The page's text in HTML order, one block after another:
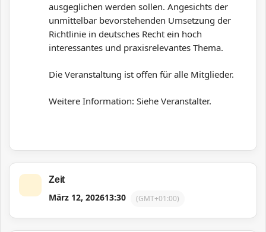
ausgeglichen werden sollen. Angesichts der
unmittelbar bevorstehenden Umsetzung der
Richtlinie in deutsches Recht ein hoch
interessantes und praxisrelevantes Thema.
Die Veranstaltung ist offen für alle Mitglieder.
Weitere Information: Siehe Veranstalter.
Zeit
März 12, 202613:30 (GMT+01:00)